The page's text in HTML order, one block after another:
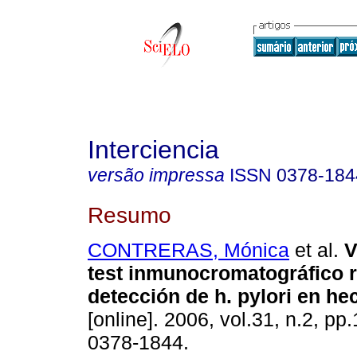
Interciencia
versão impressa ISSN 0378-
Resumo
CONTRERAS, Mónica et al.
test inmunocromatográfico
detección de h. pylori en
[online]. 2006, vol.31, n.2,
0378-1844.